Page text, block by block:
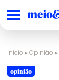
Início ▸Opinião ▸
opinião